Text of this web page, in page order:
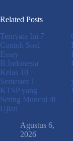
Related Posts
Ternyata Ini 7
Contoh Soal
Essay
B.Indonesia
Kelas 10
Semester 1
KTSP yang
Sering Muncul di
Ujian
Agustus 6,
2026